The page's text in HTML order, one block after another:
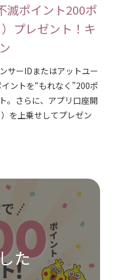
滅ポイント200ポ
プレゼント！キ
サーIDまたはアットユー
ントを“もれなく”200ポ
。さらに、アプリ口座開
を上乗せしてプレゼン